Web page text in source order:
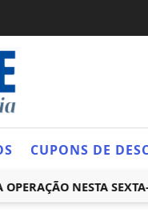
CUPONS DE
NESTA SEXTA-